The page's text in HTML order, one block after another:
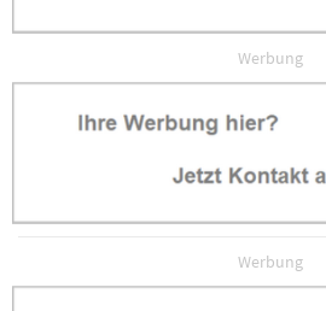
Werbung
Werbung